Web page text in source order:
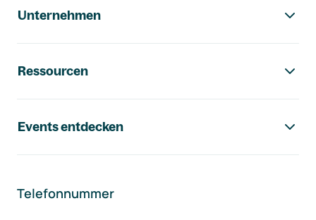
Unternehmen
Ressourcen
Events entdecken
Telefonnummer